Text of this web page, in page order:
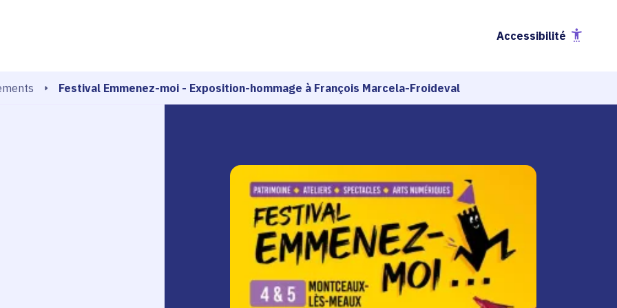
Accessibilité
Festival Emmenez-moi - Exposition-hommage à François Marcela-Froideval